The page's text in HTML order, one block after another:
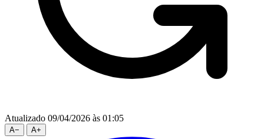
Atualizado 09/04/2026 às 01:05
A− A+